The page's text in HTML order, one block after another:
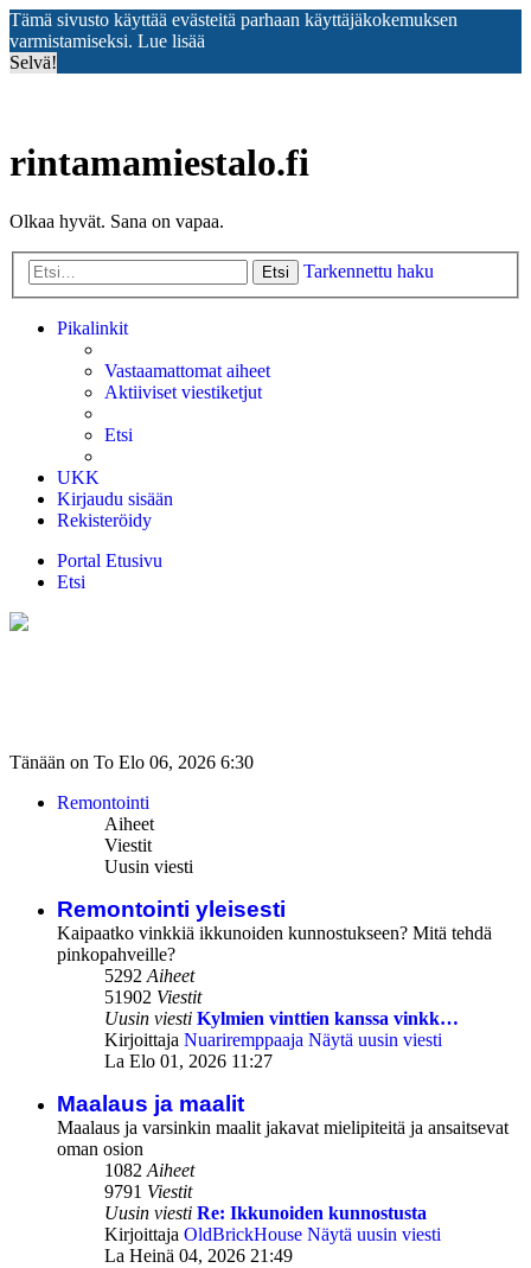
Tämä sivusto käyttää evästeitä parhaan käyttäjäkokemuksen
varmistamiseksi. Lue lisää
Selvä!
rintamamiestalo.fi
Olkaa hyvät. Sana on vapaa.
Etsi Tarkennettu haku
Pikalinkit
Vastaamattomat aiheet
Aktiiviset viestiketjut
Etsi
UKK
Kirjaudu sisään
Rekisteröidy
Portal Etusivu
Etsi
Tänään on To Elo 06, 2026 6:30
Remontointi
Aiheet
Viestit
Uusin viesti
Remontointi yleisesti
Kaipaatko vinkkiä ikkunoiden kunnostukseen? Mitä tehdä
pinkopahveille?
5292Aiheet
51902 Viestit
Uusin viesti Kylmien vinttien kanssa vinkk…
Kirjoittaja Nuariremppaaja Näytä uusin viesti
La Elo 01, 2026 11:27
Maalaus ja maalit
Maalaus ja varsinkin maalit jakavat mielipiteitä ja ansaitsevat
oman osion
1082Aiheet
9791 Viestit
Uusin viesti Re: Ikkunoiden kunnostusta
Kirjoittaja OldBrickHouse Näytä uusin viesti
La Heinä 04, 2026 21:49